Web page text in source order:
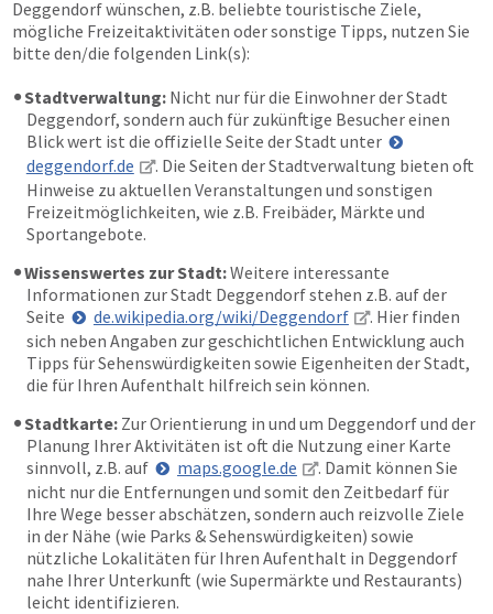
Deggendorf wünschen, z.B. beliebte touristische Ziele,
mögliche Freizeitaktivitäten oder sonstige Tipps, nutzen Sie
bitte den/die folgenden Link(s):
Stadtverwaltung: Nicht nur für die Einwohner der Stadt
Deggendorf, sondern auch für zukünftige Besucher einen
Blick wert ist die offizielle Seite der Stadt unter
deggendorf.de
. Die Seiten der Stadtverwaltung bieten oft
Hinweise zu aktuellen Veranstaltungen und sonstigen
Freizeitmöglichkeiten, wie z.B. Freibäder, Märkte und
Sportangebote.
Wissenswertes zur Stadt:Weitere interessante
Informationen zur Stadt Deggendorf stehen z.B. auf der
Seite
de.wikipedia.org/wiki/Deggendorf
. Hier finden
sich neben Angaben zur geschichtlichen Entwicklung auch
Tipps für Sehenswürdigkeiten sowie Eigenheiten der Stadt,
die für Ihren Aufenthalt hilfreich sein können.
Stadtkarte: Zur Orientierung in und um Deggendorf und der
Planung Ihrer Aktivitäten ist oft die Nutzung einer Karte
sinnvoll, z.B. auf
maps.google.de
. Damit können Sie
nicht nur die Entfernungen und somit den Zeitbedarf für
Ihre Wege besser abschätzen, sondern auch reizvolle Ziele
in der Nähe (wie Parks & Sehenswürdigkeiten) sowie
nützliche Lokalitäten für Ihren Aufenthalt in Deggendorf
nahe Ihrer Unterkunft (wie Supermärkte und Restaurants)
leicht identifizieren.